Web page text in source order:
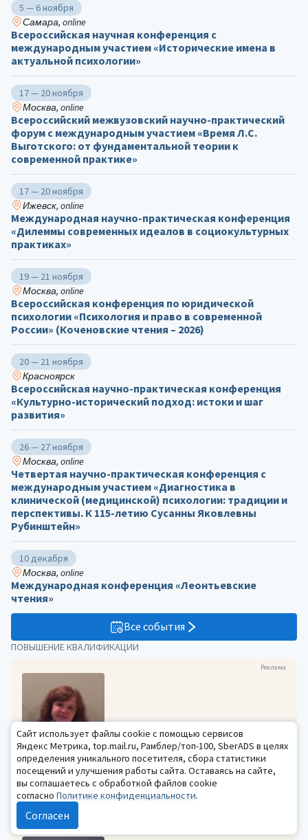
ПОВЫШЕНИЕ КВАЛИФИКАЦИИ
Реклама
Ирина Николаевна Казаринова
2–4 сентября 2026
Библиотерапия как средство сохранения
психического здоровья в условиях
травмирующей информационной среды
13200 ₽
5 — 6 ноября
Самара, online
Всероссийская научная конференция с
международным участием «Исторические имена в
актуальной психологии»
17 — 20 ноября
Москва, online
Всероссийский межвузовский научно-практический
форум с международным участием «Время Л.С.
Выготского: от фундаментальной теории к
современной практике»
17 — 20 ноября
Ижевск, online
Международная научно-практическая конференция
«Дилеммы современных идеалов в социокультурных
практиках»
19 — 21 ноября
Москва, online
Всероссийская конференция по юридической
психологии «Психология и право в современной
России» (Коченовские чтения – 2026)
20 — 21 ноября
Красноярск
Всероссийская научно-практическая конференция
«Культурно-исторический подход: истоки и шаг
развития»
26 — 27 ноября
Москва, online
Четвертая научно-практическая конференция с
международным участием «Диагностика в
клинической (медицинской) психологии: традиции и
перспективы. К 115-летию Сусанны Яковлевны
Рубинштейн»
10 декабря
Москва, online
Международная конференция «Леонтьевские
чтения»
Все события
Сайт использует файлы cookie с помощью сервисов
Яндекс Метрика, top.mail.ru, Рамблер/топ-100, SberADS в целях
определения уникального посетителя, сбора статистики
посещений и улучшения работы сайта. Оставаясь на сайте,
вы соглашаетесь с обработкой файлов cookie
согласно Политике конфиденциальности.
Согласен